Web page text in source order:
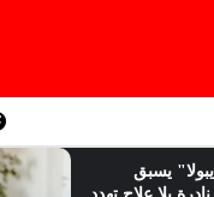
يسبق